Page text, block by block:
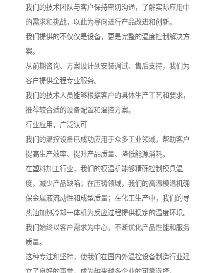
我们的技术团队与客户保持密切沟通，了解实际应用中
的需求和挑战，以此为导向进行产品改进和创新。
我们提供的不仅仅是设备，更是完整的温度控制解决方
案。
从前期咨询、方案设计到安装调试、售后支持，我们为
客户提供全程专业服务。
我们的技术人员能够根据客户的具体生产工艺和要求，
推荐较合适的设备配置和温控方案。
行业应用，广泛认可
我们的温控设备已成功应用于众多工业领域，帮助客户
提高生产效率、提升产品质量、降低能源消耗。
在塑料加工行业，我们的模温机能够精确控制模具温
度，减少产品缺陷；在压铸领域，我们的高温模温机确
保金属液流动性和成型质量；在化工生产中，我们的导
热油加热冷却一体机为反应过程提供稳定的温度环境。
我们始终以客户需求为中心，不断优化产品性能和服务
质量。
这种专注和坚持，使我们在国内外温控设备制造行业建